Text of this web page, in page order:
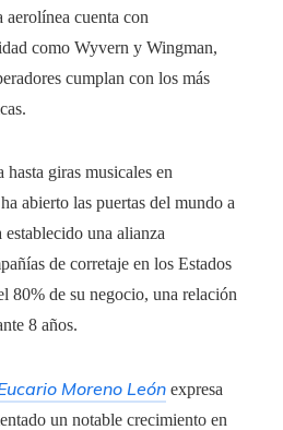
aerolínea cuenta con
como Wyvern y Wingman,
cumplan con los más
giras musicales en
abierto las puertas del mundo a
establecido una alianza
de corretaje en los Estados
80% de su negocio, una relación
8 años.
Moreno León expresa
un notable crecimiento en